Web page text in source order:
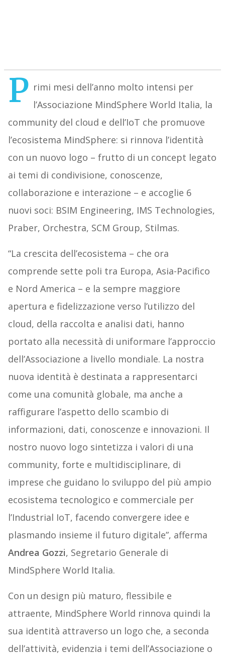
P rimi mesi dell’anno molto intensi per
l’Associazione MindSphere World Italia, la
community del cloud e dell’IoT che promuove
l’ecosistema MindSphere: si rinnova l’identità
con un nuovo logo – frutto di un concept legato
ai temi di condivisione, conoscenze,
collaborazione e interazione – e accoglie 6
nuovi soci: BSIM Engineering, IMS Technologies,
Praber, Orchestra, SCM Group, Stilmas.
“La crescita dell’ecosistema – che ora
comprende sette poli tra Europa, Asia-Pacifico
e Nord America – e la sempre maggiore
apertura e fidelizzazione verso l’utilizzo del
cloud, della raccolta e analisi dati, hanno
portato alla necessità di uniformare l’approccio
dell’Associazione a livello mondiale. La nostra
nuova identità è destinata a rappresentarci
come una comunità globale, ma anche a
raffigurare l’aspetto dello scambio di
informazioni, dati, conoscenze e innovazioni. Il
nostro nuovo logo sintetizza i valori di una
community, forte e multidisciplinare, di
imprese che guidano lo sviluppo del più ampio
ecosistema tecnologico e commerciale per
l’Industrial IoT, facendo convergere idee e
plasmando insieme il futuro digitale”, afferma
Andrea Gozzi, Segretario Generale di
MindSphere World Italia.
Con un design più maturo, flessibile e
attraente, MindSphere World rinnova quindi la
sua identità attraverso un logo che, a seconda
dell’attività, evidenzia i temi dell’Associazione o